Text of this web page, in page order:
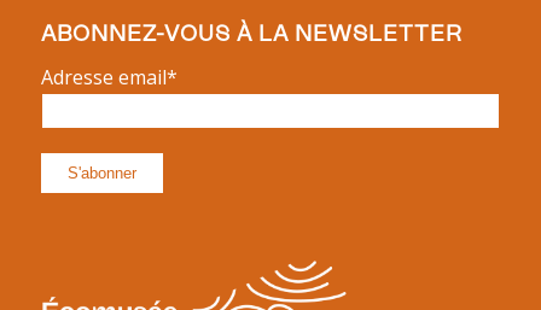
ABONNEZ-VOUS À LA NEWSLETTER
Adresse email*